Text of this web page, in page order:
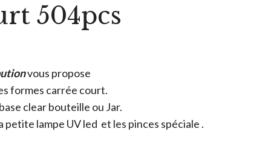
504pcs
vous propose
formes carrée court.
clear bouteille ou Jar.
petite lampe UV led et les pinces spéciale .